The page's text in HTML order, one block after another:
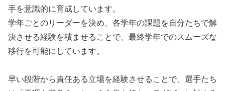
手を意識的に育成しています。
学年ごとのリーダーを決め、各学年の課題を自分たちで解
決させる経験を積ませることで、最終学年でのスムーズな
移行を可能にしています。
早い段階から責任ある立場を経験させることで、選手たち